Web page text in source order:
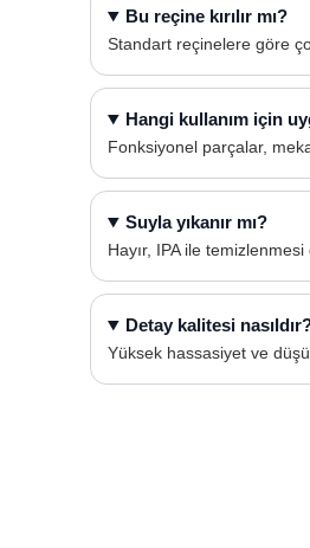
Bu reçine kırılır mı?
Standart reçinelere göre
Hangi kullanım için
Fonksiyonel parçalar,
Suyla yıkanır mı?
Hayır, IPA ile temizlenmesi
Detay kalitesi
Yüksek hassasiyet ve